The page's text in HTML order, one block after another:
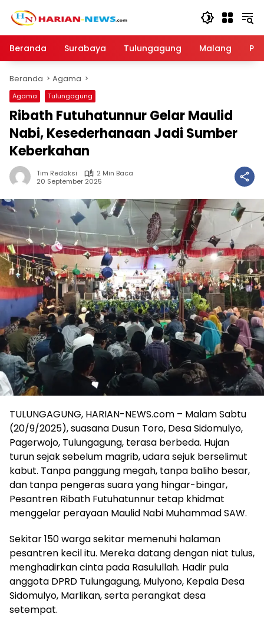
Beranda
Surabaya Tulungagung Malang
Beranda Agama
Agama Tulungagung
Ribath Futuhatunnur Gelar Maulid
Nabi, Kesederhanaan Jadi Sumber
Keberkahan
Tim Redaksi
2 Min Baca
20 September 2025
TULUNGAGUNG, HARIAN-NEWS.com – Malam Sabtu
(20/9/2025), suasana Dusun Toro, Desa Sidomulyo,
Pagerwojo, Tulungagung, terasa berbeda. Hujan
turun sejak sebelum magrib, udara sejuk berselimut
kabut. Tanpa panggung megah, tanpa baliho besar,
dan tanpa pengeras suara yang hingar-bingar,
Pesantren Ribath Futuhatunnur tetap khidmat
menggelar perayaan Maulid Nabi Muhammad SAW.
Sekitar 150 warga sekitar memenuhi halaman
pesantren kecil itu. Mereka datang dengan niat tulus,
menghadirkan cinta pada Rasulullah. Hadir pula
anggota DPRD Tulungagung, Mulyono, Kepala Desa
Sidomulyo, Marlikan, serta perangkat desa
setempat.